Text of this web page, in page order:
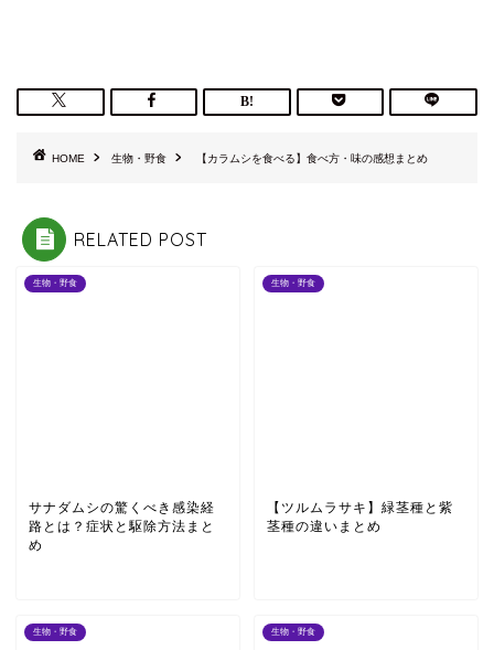
HOME 生物・野食 【カラムシを食べる】食べ方・味の感想まとめ
RELATED POST
生物・野食
サナダムシの驚くべき感染経
路とは？症状と駆除方法まと
め
生物・野食
【ツルムラサキ】緑茎種と紫
茎種の違いまとめ
生物・野食 生物・野食